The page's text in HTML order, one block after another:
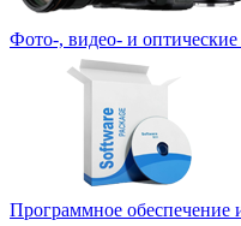
Фото-, видео- и
Программное